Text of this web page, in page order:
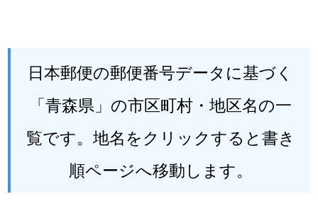
日本郵便の郵便番号データに基づく
「青森県」の市区町村・地区名の一
覧です。地名をクリックすると書き
順ページへ移動します。